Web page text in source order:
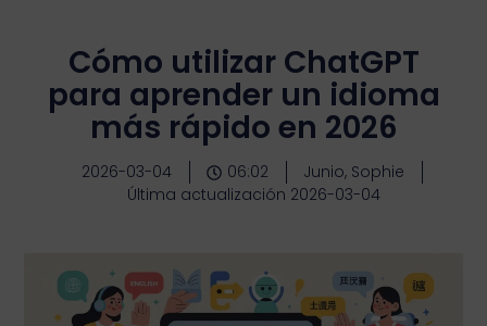
Cómo utilizar ChatGPT
para aprender un idioma
más rápido en 2026
2026-03-04 06:02
Junio, Sophie
Última actualización 2026-03-04